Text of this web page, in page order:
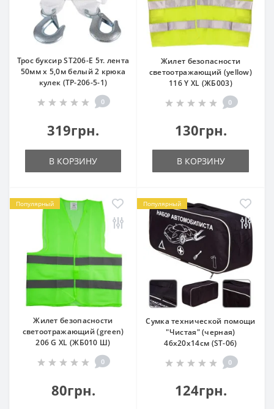
Трос буксир ST206-E 5т. лента
50мм х 5,0м белый 2 крюка
кулек (ТР-206-5-1)
0
319грн.
В КОРЗИНУ
Жилет безопасности
светоотражающий (yellow)
116 Y XL (ЖБ003)
0
130грн.
В КОРЗИНУ
Популярный
Жилет безопасности
светоотражающий (green)
206 G XL (ЖБ010 Ш)
0
80грн.
Популярный
Сумка технической помощи
"Чистая" (черная)
46х20х14см (ST-06)
0
124грн.